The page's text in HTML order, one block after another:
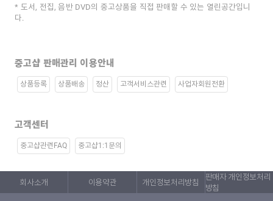
도서, 전집, 음반 DVD의 중고상품을 직접 판매할 수 있는 열린공간입니
다.
중고샵 판매관리 이용안내
상품등록 상품배송 정산 고객서비스관련 사업자회원전환
고객센터
중고샵관련FAQ 중고샵1:1문의
회사소개 이용약관 개인정보처리방침
판매자 개인정보처리
방침